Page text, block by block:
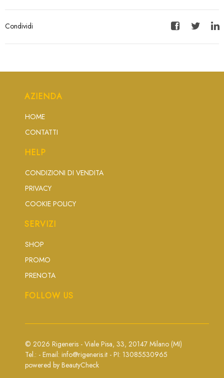
Condividi
AZIENDA
HOME
CONTATTI
HELP
CONDIZIONI DI VENDITA
PRIVACY
COOKIE POLICY
SERVIZI
SHOP
PROMO
PRENOTA
FOLLOW US
© 2026 Rigeneris - Viale Pisa, 33, 20147 Milano (MI)
Tel.: - Email: info@rigeneris.it - PI: 13085530965
powered by BeautyCheck